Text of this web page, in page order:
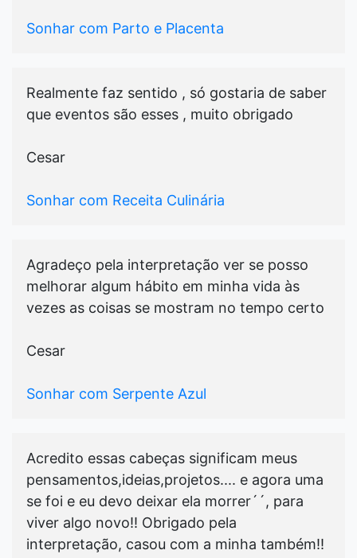
Sonhar com Parto e Placenta
Realmente faz sentido , só gostaria de saber
que eventos são esses , muito obrigado
Cesar
Sonhar com Receita Culinária
Agradeço pela interpretação ver se posso
melhorar algum hábito em minha vida às
vezes as coisas se mostram no tempo certo
Cesar
Sonhar com Serpente Azul
Acredito essas cabeças significam meus
pensamentos,ideias,projetos.... e agora uma
se foi e eu devo deixar ela morrer´´, para
viver algo novo!! Obrigado pela
interpretação, casou com a minha também!!